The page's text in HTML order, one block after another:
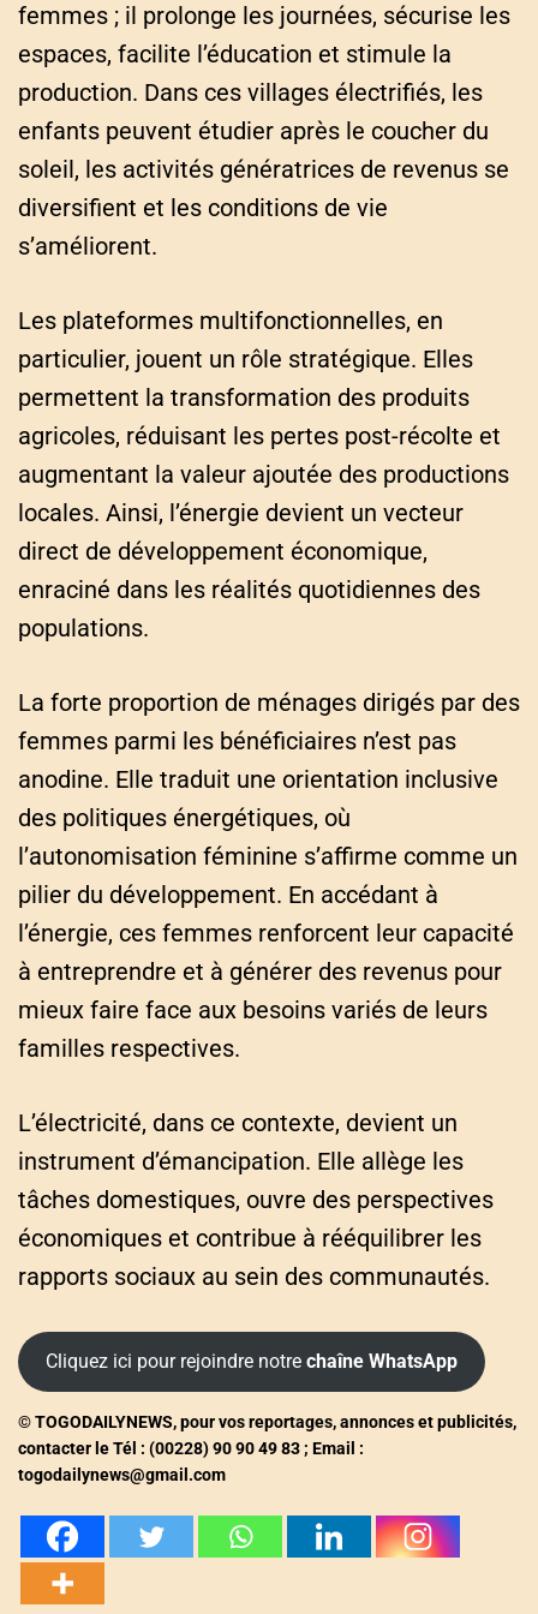
femmes ; il prolonge les journées, sécurise les
espaces, facilite l’éducation et stimule la
production. Dans ces villages électrifiés, les
enfants peuvent étudier après le coucher du
soleil, les activités génératrices de revenus se
diversifient et les conditions de vie
s’améliorent.
Les plateformes multifonctionnelles, en
particulier, jouent un rôle stratégique. Elles
permettent la transformation des produits
agricoles, réduisant les pertes post-récolte et
augmentant la valeur ajoutée des productions
locales. Ainsi, l’énergie devient un vecteur
direct de développement économique,
enraciné dans les réalités quotidiennes des
populations.
La forte proportion de ménages dirigés par des
femmes parmi les bénéficiaires n’est pas
anodine. Elle traduit une orientation inclusive
des politiques énergétiques, où
l’autonomisation féminine s’affirme comme un
pilier du développement. En accédant à
l’énergie, ces femmes renforcent leur capacité
à entreprendre et à générer des revenus pour
mieux faire face aux besoins variés de leurs
familles respectives.
L’électricité, dans ce contexte, devient un
instrument d’émancipation. Elle allège les
tâches domestiques, ouvre des perspectives
économiques et contribue à rééquilibrer les
rapports sociaux au sein des communautés.
Cliquez ici pour rejoindre notre chaîne WhatsApp
© TOGODAILYNEWS, pour vos reportages, annonces et publicités,
contacter le Tél : (00228) 90 90 49 83 ; Email :
togodailynews@gmail.com